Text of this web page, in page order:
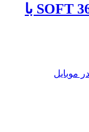
رینگ لایت عکاسی مدل SOFT 360 با